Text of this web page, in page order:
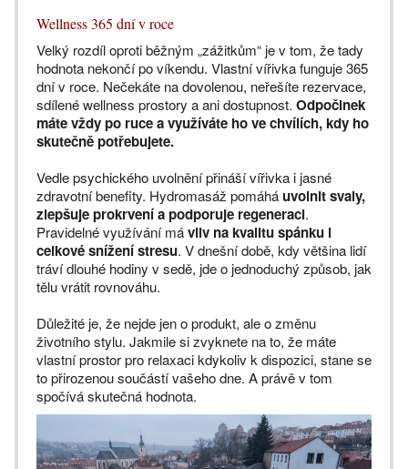
Wellness 365 dní v roce
Velký rozdíl oproti běžným „zážitkům“ je v tom, že tady
hodnota nekončí po víkendu. Vlastní vířivka funguje 365
dní v roce. Nečekáte na dovolenou, neřešíte rezervace,
sdílené wellness prostory a ani dostupnost. Odpočinek
máte vždy po ruce a využíváte ho ve chvílích, kdy ho
skutečně potřebujete.
Vedle psychického uvolnění přináší vířivka i jasné
zdravotní benefity. Hydromasáž pomáháuvolnit svaly,
zlepšuje prokrvení a podporuje regeneraci.
Pravidelné využívání mávliv na kvalitu spánku i
celkové snížení stresu. V dnešní době, kdy většina lidí
tráví dlouhé hodiny v sedě, jde o jednoduchý způsob, jak
tělu vrátit rovnováhu.
Důležité je, že nejde jen o produkt, ale o změnu
životního stylu. Jakmile si zvyknete na to, že máte
vlastní prostor pro relaxaci kdykoliv k dispozici, stane se
to přirozenou součástí vašeho dne. A právě v tom
spočívá skutečná hodnota.